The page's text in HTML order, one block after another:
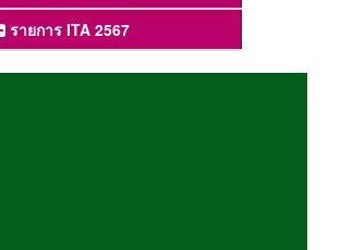
รายการ ITA 2567